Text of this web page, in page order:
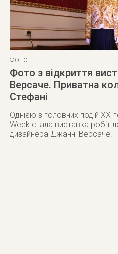
ФОТО
Фото з відкриття
Версаче. Приватна
Стефані
Однією з головних подій ХХ-
Week стала виставка робіт
дизайнера Джанні Версаче.